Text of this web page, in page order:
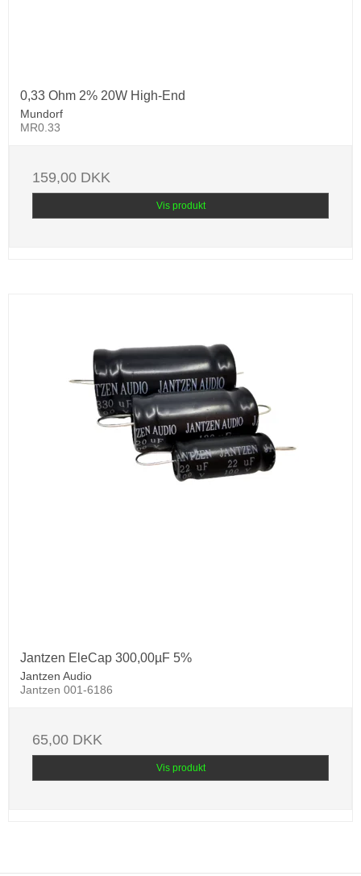
0,33 Ohm 2% 20W High-End
Mundorf
MR0.33
159,00 DKK
Vis produkt
Jantzen EleCap 300,00µF 5%
Jantzen Audio
Jantzen 001-6186
65,00 DKK
Vis produkt